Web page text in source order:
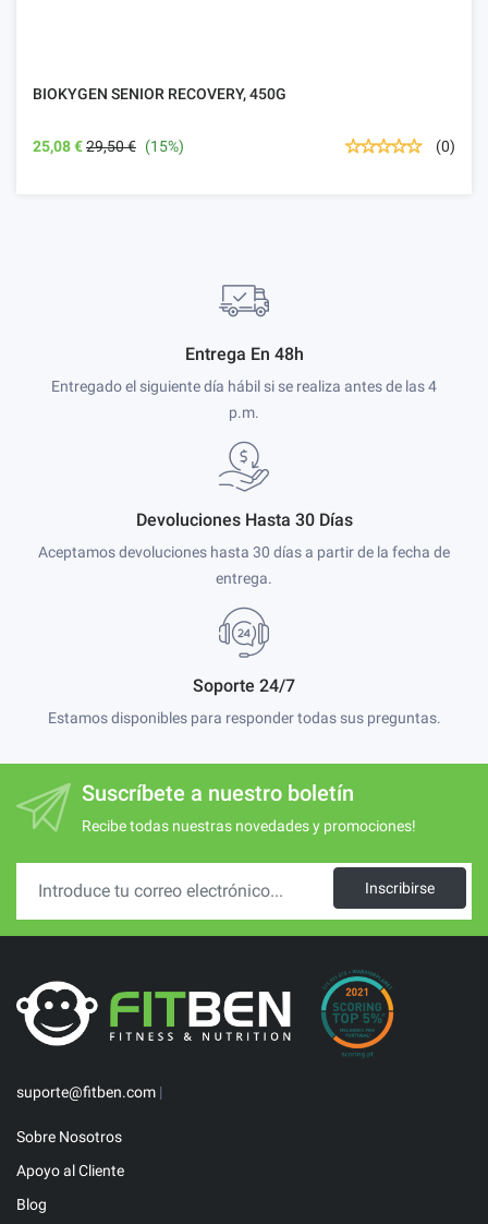
BIOKYGEN SENIOR RECOVERY, 450G
25,08 €29,50 € (15%) (0)
Entrega En 48h
Entregado el siguiente día hábil si se realiza antes de las 4
p.m.
Devoluciones Hasta 30 Días
Aceptamos devoluciones hasta 30 días a partir de la fecha de
entrega.
Soporte 24/7
Estamos disponibles para responder todas sus preguntas.
Suscríbete a nuestro boletín
Recibe todas nuestras novedades y promociones!
Inscribirse
suporte@fitben.com |
Sobre Nosotros
Apoyo al Cliente
Blog